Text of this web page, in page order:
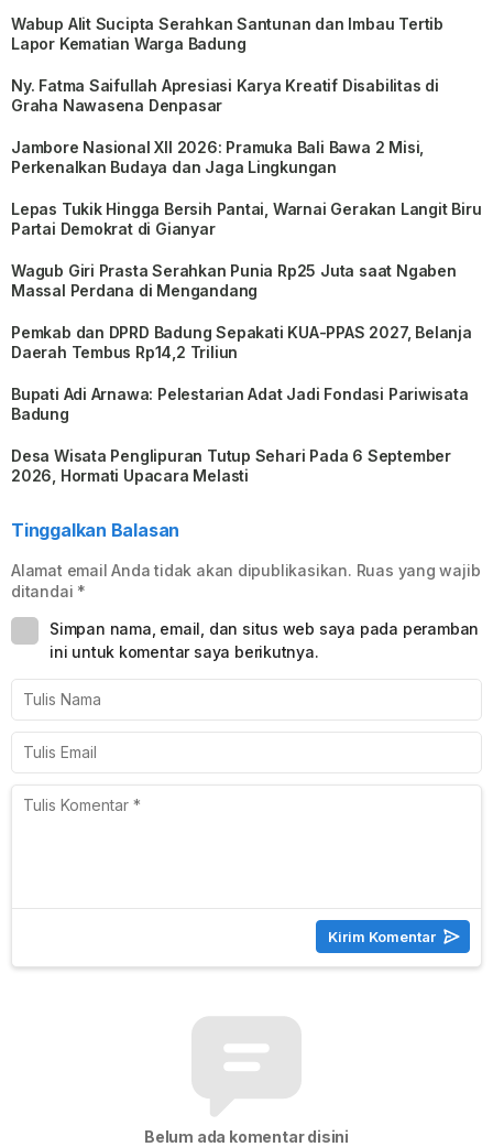
Wabup Alit Sucipta Serahkan Santunan dan Imbau Tertib
Lapor Kematian Warga Badung
Ny. Fatma Saifullah Apresiasi Karya Kreatif Disabilitas di
Graha Nawasena Denpasar
Jambore Nasional XII 2026: Pramuka Bali Bawa 2 Misi,
Perkenalkan Budaya dan Jaga Lingkungan
Lepas Tukik Hingga Bersih Pantai, Warnai Gerakan Langit Biru
Partai Demokrat di Gianyar
Wagub Giri Prasta Serahkan Punia Rp25 Juta saat Ngaben
Massal Perdana di Mengandang
Pemkab dan DPRD Badung Sepakati KUA-PPAS 2027, Belanja
Daerah Tembus Rp14,2 Triliun
Bupati Adi Arnawa: Pelestarian Adat Jadi Fondasi Pariwisata
Badung
Desa Wisata Penglipuran Tutup Sehari Pada 6 September
2026, Hormati Upacara Melasti
Tinggalkan Balasan
Alamat email Anda tidak akan dipublikasikan. Ruas yang wajib
ditandai *
Simpan nama, email, dan situs web saya pada peramban
ini untuk komentar saya berikutnya.
Belum ada komentar disini